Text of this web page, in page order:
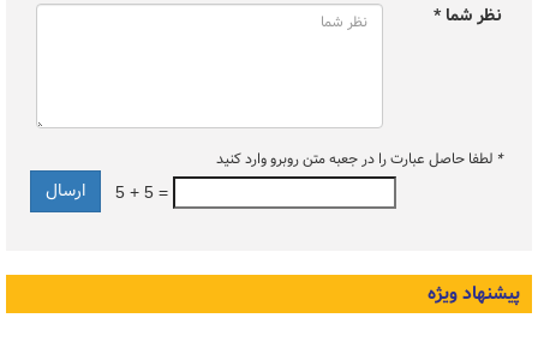
نظر شما *
* لطفا حاصل عبارت را در جعبه متن روبرو وارد کنید
5 + 5 =
پیشنهاد ویژه